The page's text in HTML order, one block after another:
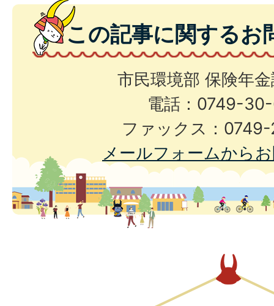
この記事に関するお
市民環境部 保険年
電話：0749-
ファックス：
メールフォームから